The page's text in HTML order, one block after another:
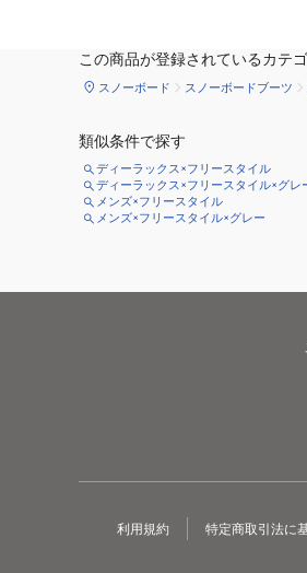
この商品が登録されているカテ
スノーボード スノーボードブーツ
類似条件で探す
ディーラックス×フリースタイル
ディーラックス×フリースタイル×グレ
メンズ×フリースタイル
メンズ×フリースタイル×グレー
利用規約 特定商取引法に